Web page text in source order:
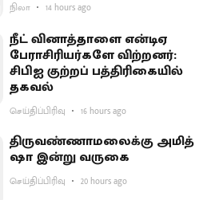
நிலா 14 hours ago
நீட் வினாத்தாளை என்டிஏ
பேராசிரியர்களே விற்றனர்:
சிபிஐ குற்றப் பத்திரிகையில்
தகவல்
செய்திப்பிரிவு 16 hours ago
திருவண்ணாமலைக்கு அமித்
ஷா இன்று வருகை
செய்திப்பிரிவு 20 hours ago